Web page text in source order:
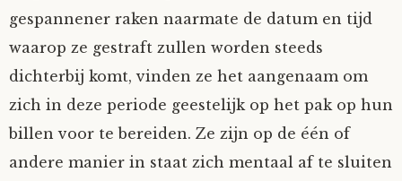
gespannener raken naarmate de datum en tijd
waarop ze gestraft zullen worden steeds
dichterbij komt, vinden ze het aangenaam om
zich in deze periode geestelijk op het pak op hun
billen voor te bereiden. Ze zijn op de één of
andere manier in staat zich mentaal af te sluiten